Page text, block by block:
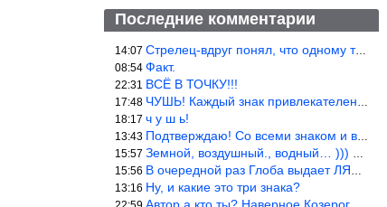
Последние комментарии
14:07 Стрелец-вдруг понял, что одному то и жить легче.
08:54 Факт.
22:31 ВСЁ В ТОЧКУ!!!
17:48 ЧУШЬ! Каждый знак привлекателен! И среди Весов, Близнецов встреч
18:17 ч у ш ь!
13:43 Подтверждаю! Со всеми знаком и все одиноки и Я )))
15:57 Земной, воздушный., водный… ))) выбери сам трех из 9 )))
15:56 В очередной раз Глоба выдает ЛЯП! А корректоры, редакторы пропус
13:16 Ну, и какие это три знака?